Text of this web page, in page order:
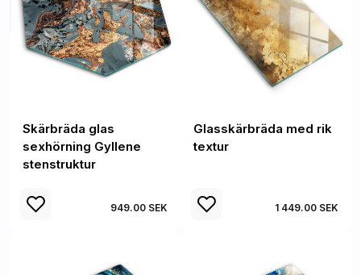
Skärbräda glas
sexhörning Gyllene
stenstruktur
949.00 SEK
Glasskärbräda med rik
textur
1 449.00 SEK